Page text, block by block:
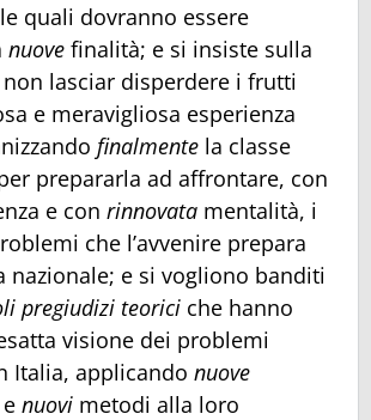
quali dovranno essere
nuove finalità; e si insiste sulla
lasciar disperdere i frutti
e meravigliosa esperienza
finalmente la classe
prepararla ad affrontare, con
e con rinnovata mentalità, i
che l’avvenire prepara
nazionale; e si vogliono banditi
pregiudizi teorici che hanno
visione dei problemi
Italia, applicando nuove
nuovi metodi alla loro